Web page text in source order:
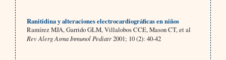
Ranitidina y alteraciones electrocardiográficas en niños
Ramírez MJA, Garrido GLM, Villalobos CCE, Mason CT, et al
Rev Alerg Asma Inmunol Pediatr2001; 10 (2): 40-42